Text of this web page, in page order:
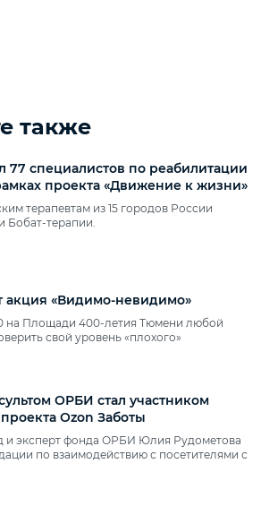
также
специалистов по реабилитации
проекта «Движение к жизни»
терапевтам из 15 городов России
Бобат‑терапии.
«Видимо‑невидимо»
на Площади 400‑летия Тюмени любой
свой уровень «плохого»
ОРБИ стал участником
Ozon Заботы
и эксперт фонда ОРБИ Юлия Рудометова
по взаимодействию с посетителями с